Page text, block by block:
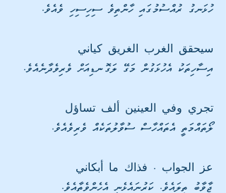
ހުޅަނގު ރުއްސުމުގައި ހާންތިވެ ސިހިސިހި ވެއެވެ.
سيحقق الغرب الغريق كياني
އިސާހިތަކު އެހުޅަގުން މަގޭ ލަގޮނޑިއަށް ވެރިވެދާނެއެވެ.
تجري وفي العينين ألف تساؤل
ލޯތައްމަތީ އެތައްހާސް ސުވާލުތަކެއް ވެރިވެއެވެ.
عز الجواب . فذاك ما أبكاني
ޖާވާބު ތިލައެވެ. ކަރުނައެޅެނީ އެހެންވެތާއެވެ.